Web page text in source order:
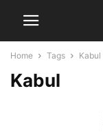
Home Tags Kabul
Kabul